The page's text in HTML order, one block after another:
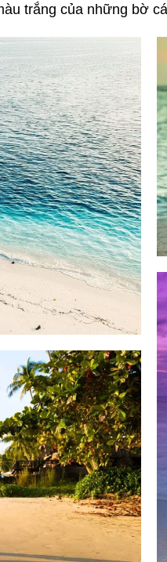
trắng của những bờ